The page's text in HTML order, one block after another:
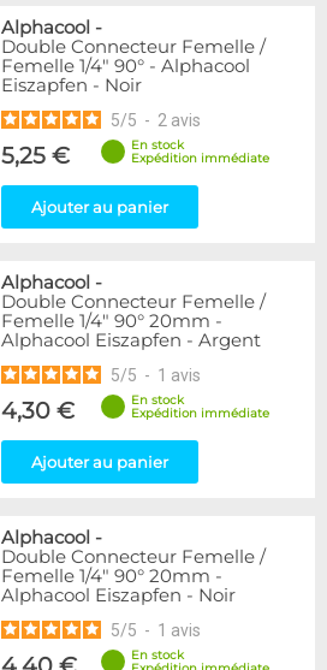
Alphacool -
Double Connecteur Femelle /
Femelle 1/4" 90° - Alphacool
Eiszapfen - Noir
5/5 - 2 avis
5,25 €
En stock
Expédition immédiate
Ajouter au panier
Alphacool -
Double Connecteur Femelle /
Femelle 1/4" 90° 20mm -
Alphacool Eiszapfen - Argent
5/5 - 1 avis
4,30 €
En stock
Expédition immédiate
Ajouter au panier
Alphacool -
Double Connecteur Femelle /
Femelle 1/4" 90° 20mm -
Alphacool Eiszapfen - Noir
5/5 - 1 avis
En stock